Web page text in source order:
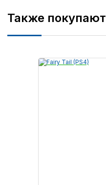
Также покупают